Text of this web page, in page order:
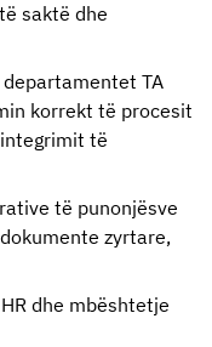
saktë dhe
TA
korrekt të procesit
të
të punonjësve
zyrtare,
dhe mbështetje